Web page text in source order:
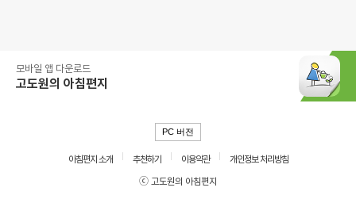
모바일 앱 다운로드
고도원의 아침편지
PC 버전
아침편지 소개 추천하기 이용약관
개인정보 처리방침
ⓒ 고도원의 아침편지